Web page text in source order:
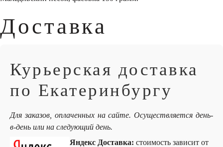
Доставка
Курьерская доставка
по Екатеринбургу
Для заказов, оплаченных на сайте. Осуществляется день-
в-день или на следующий день.
Яндекс Доставка: стоимость зависит от